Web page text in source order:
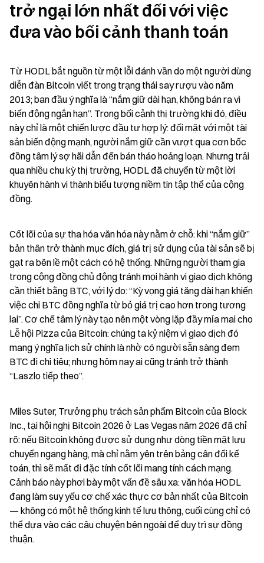
trở ngại lớn nhất đối với việc
đưa vào bối cảnh thanh toán
Từ HODL bắt nguồn từ một lỗi đánh vần do một người dùng
diễn đàn Bitcoin viết trong trạng thái say rượu vào năm
2013; ban đầu ý nghĩa là “nắm giữ dài hạn, không bán ra vì
biến động ngắn hạn”. Trong bối cảnh thị trường khi đó, điều
này chỉ là một chiến lược đầu tư hợp lý: đối mặt với một tài
sản biến động mạnh, người nắm giữ cần vượt qua cơn bốc
đồng tâm lý sợ hãi dẫn đến bán tháo hoảng loạn. Nhưng trải
qua nhiều chu kỳ thị trường, HODL đã chuyển từ một lời
khuyên hành vi thành biểu tượng niềm tin tập thể của cộng
đồng.
Cốt lõi của sự tha hóa văn hóa này nằm ở chỗ: khi “nắm giữ”
bản thân trở thành mục đích, giá trị sử dụng của tài sản sẽ bị
gạt ra bên lề một cách có hệ thống. Những người tham gia
trong cộng đồng chủ động tránh mọi hành vi giao dịch không
cần thiết bằng BTC, với lý do: “Kỳ vọng giá tăng dài hạn khiến
việc chi BTC đồng nghĩa từ bỏ giá trị cao hơn trong tương
lai”. Cơ chế tâm lý này tạo nên một vòng lặp đầy mỉa mai cho
Lễ hội Pizza của Bitcoin: chúng ta kỷ niệm vì giao dịch đó
mang ý nghĩa lịch sử chính là nhờ có người sẵn sàng đem
BTC đi chi tiêu; nhưng hôm nay ai cũng tránh trở thành
“Laszlo tiếp theo”.
Miles Suter, Trưởng phụ trách sản phẩm Bitcoin của Block
Inc., tại hội nghị Bitcoin 2026 ở Las Vegas năm 2026 đã chỉ
rõ: nếu Bitcoin không được sử dụng như dòng tiền mặt lưu
chuyển ngang hàng, mà chỉ nằm yên trên bảng cân đối kế
toán, thì sẽ mất đi đặc tính cốt lõi mang tính cách mạng.
Cảnh báo này phơi bày một vấn đề sâu xa: văn hóa HODL
đang làm suy yếu cơ chế xác thực cơ bản nhất của Bitcoin
— không có một hệ thống kinh tế lưu thông, cuối cùng chỉ có
thể dựa vào các câu chuyện bên ngoài để duy trì sự đồng
thuận.